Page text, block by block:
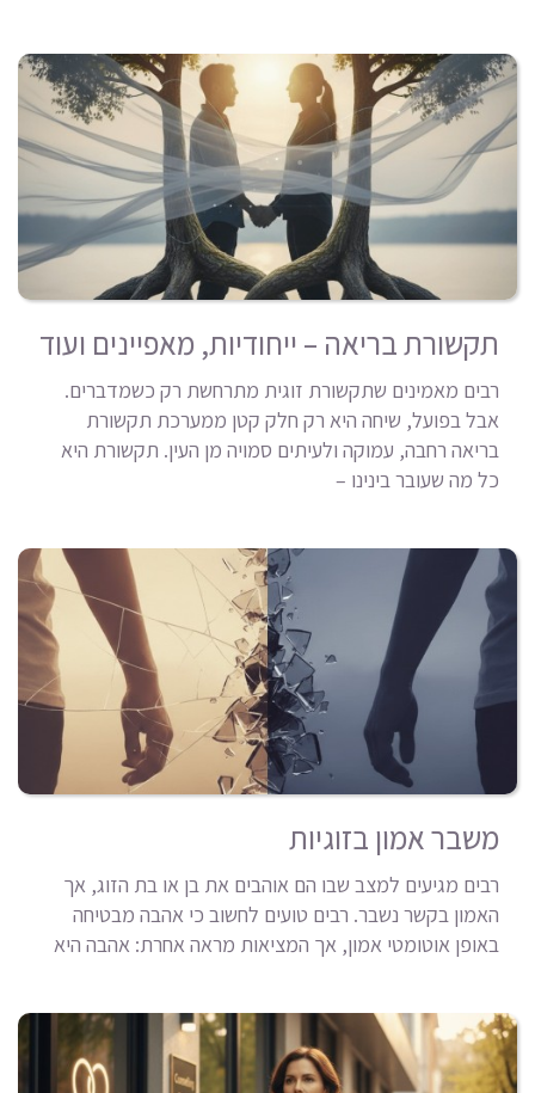
תקשורת בריאה – ייחודיות, מאפיינים ועוד
רבים מאמינים שתקשורת זוגית מתרחשת רק כשמדברים.
אבל בפועל, שיחה היא רק חלק קטן ממערכת תקשורת
בריאה רחבה, עמוקה ולעיתים סמויה מן העין. תקשורת היא
כל מה שעובר בינינו –
משבר אמון בזוגיות
רבים מגיעים למצב שבו הם אוהבים את בן או בת הזוג, אך
האמון בקשר נשבר. רבים טועים לחשוב כי אהבה מבטיחה
באופן אוטומטי אמון, אך המציאות מראה אחרת: אהבה היא